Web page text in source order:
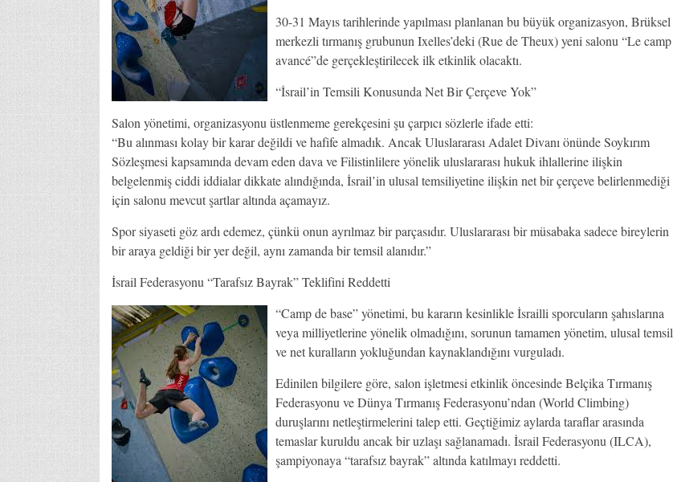
30-31 Mayıs tarihlerinde yapılması planlanan bu büyük organizasyon, Brüksel
merkezli tırmanış grubunun Ixelles’deki (Rue de Theux) yeni salonu “Le camp
avancé”de gerçekleştirilecek ilk etkinlik olacaktı.
“İsrail’in Temsili Konusunda Net Bir Çerçeve Yok”
Salon yönetimi, organizasyonu üstlenmeme gerekçesini şu çarpıcı sözlerle ifade etti:
“Bu alınması kolay bir karar değildi ve hafife almadık. Ancak Uluslararası Adalet Divanı önünde Soykırım
Sözleşmesi kapsamında devam eden dava ve Filistinlilere yönelik uluslararası hukuk ihlallerine ilişkin
belgelenmiş ciddi iddialar dikkate alındığında, İsrail’in ulusal temsiliyetine ilişkin net bir çerçeve belirlenmediği
için salonu mevcut şartlar altında açamayız.
Spor siyaseti göz ardı edemez, çünkü onun ayrılmaz bir parçasıdır. Uluslararası bir müsabaka sadece bireylerin
bir araya geldiği bir yer değil, aynı zamanda bir temsil alanıdır.”
İsrail Federasyonu “Tarafsız Bayrak” Teklifini Reddetti
“Camp de base” yönetimi, bu kararın kesinlikle İsrailli sporcuların şahıslarına
veya milliyetlerine yönelik olmadığını, sorunun tamamen yönetim, ulusal temsil
ve net kuralların yokluğundan kaynaklandığını vurguladı.
Edinilen bilgilere göre, salon işletmesi etkinlik öncesinde Belçika Tırmanış
Federasyonu ve Dünya Tırmanış Federasyonu’ndan (World Climbing)
duruşlarını netleştirmelerini talep etti. Geçtiğimiz aylarda taraflar arasında
temaslar kuruldu ancak bir uzlaşı sağlanamadı. İsrail Federasyonu (ILCA),
şampiyonaya “tarafsız bayrak” altında katılmayı reddetti.